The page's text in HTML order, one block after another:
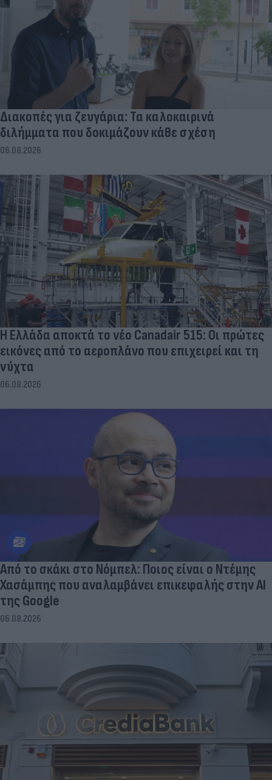
Διακοπές για ζευγάρια: Τα καλοκαιρινά
διλήμματα που δοκιμάζουν κάθε σχέση
06.08.2026
Η Ελλάδα αποκτά το νέο Canadair 515: Οι πρώτες
εικόνες από το αεροπλάνο που επιχειρεί και τη
νύχτα
06.08.2026
Από το σκάκι στο Νόμπελ: Ποιος είναι ο Ντέμης
Χασάμπης που αναλαμβάνει επικεφαλής στην ΑΙ
της Google
06.08.2026